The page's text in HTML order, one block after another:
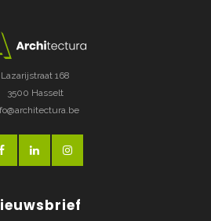
Lazarijstraat 168
3500 Hasselt